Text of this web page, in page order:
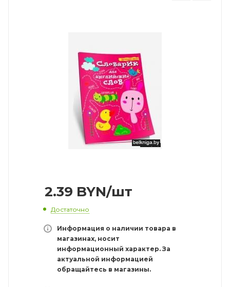
2.39 BYN/шт
Достаточно
Информация о наличии товара в
магазинах, носит
информационный характер. За
актуальной информацией
обращайтесь в магазины.